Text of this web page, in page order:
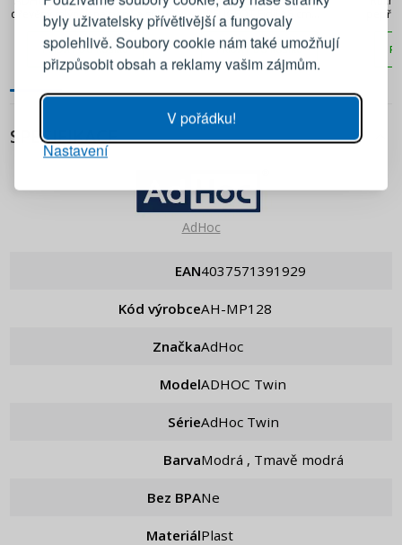
byly uživatelsky přívětivější a fungovaly
spolehlivě. Soubory cookie nám také umožňují
přizpůsobit obsah a reklamy vašim zájmům.
V pořádku!
Nastavení
dřevěný mlýnek na pepř a sůl
PŘIDAT DO KOŠÍKU
PEUGEOT Fidji 15 cm
grafitový
PŘIDAT DO KOŠÍKU
pepř
SPECIFIKACE
AdHoc
EAN 4037571391929
Kód výrobce AH-MP128
Značka AdHoc
Model ADHOC Twin
Série AdHoc Twin
Barva Modrá , Tmavě modrá
Bez BPA Ne
Materiál Plast
Emailová adresa
PŘIHLÁSIT SE
Připomenutí hesla